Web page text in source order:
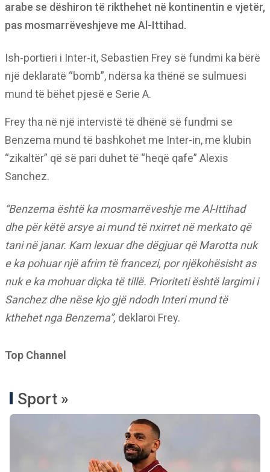
arabe se dëshiron të rikthehet në kontinentin e vjetër,
pas mosmarrëveshjeve me Al-Ittihad.
Ish-portieri i Inter-it, Sebastien Frey së fundmi ka bërë
një deklaratë “bomb”, ndërsa ka thënë se sulmuesi
mund të bëhet pjesë e Serie A.
Frey tha në një intervistë të dhënë së fundmi se
Benzema mund të bashkohet me Inter-in, me klubin
“zikaltër” që së pari duhet të “heqë qafe” Alexis
Sanchez.
“Benzema është ka mosmarrëveshje me Al-Ittihad
dhe për këtë arsye ai mund të nxirret në merkato që
tani në janar. Kam lexuar dhe dëgjuar që Marotta nuk
e ka pohuar një afrim të francezi, por njëkohësisht as
nuk e ka mohuar diçka të tillë. Prioriteti është largimi i
Sanchez dhe nëse kjo gjë ndodh Interi mund të
kthehet nga Benzema”, deklaroi Frey.
Top Channel
Sport »